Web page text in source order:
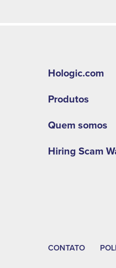
Hologic.com
Produtos
Quem somos
Hiring Scam
CONTATO